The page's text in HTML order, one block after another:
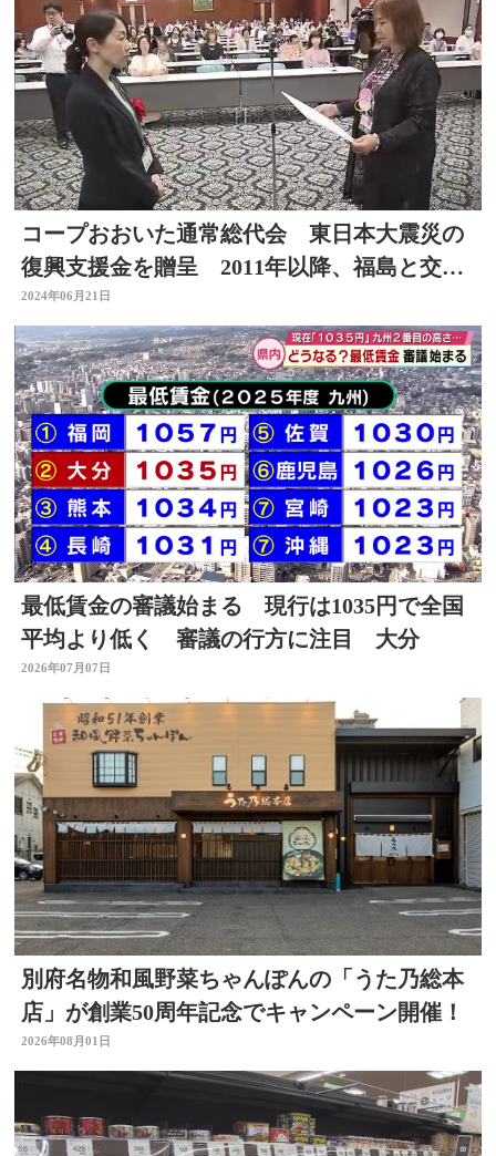
コープおおいた通常総代会 東日本大震災の
復興支援金を贈呈 2011年以降、福島と交流
続ける
2024年06月21日
最低賃金の審議始まる 現行は1035円で全国
平均より低く 審議の行方に注目 大分
2026年07月07日
別府名物和風野菜ちゃんぽんの「うた乃総本
店」が創業50周年記念でキャンペーン開催！
2026年08月01日